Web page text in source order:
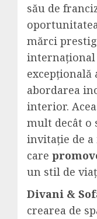
său de
mărci
abordarea
interior.
mult decât o
invitație de
care
un stil de
Divani &
crearea de